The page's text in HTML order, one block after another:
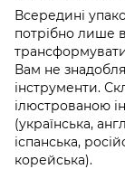
Всередині
потрібно лише
Вам не
інструменти.
ілюстрованою
(українська,
іспанська,
корейська).